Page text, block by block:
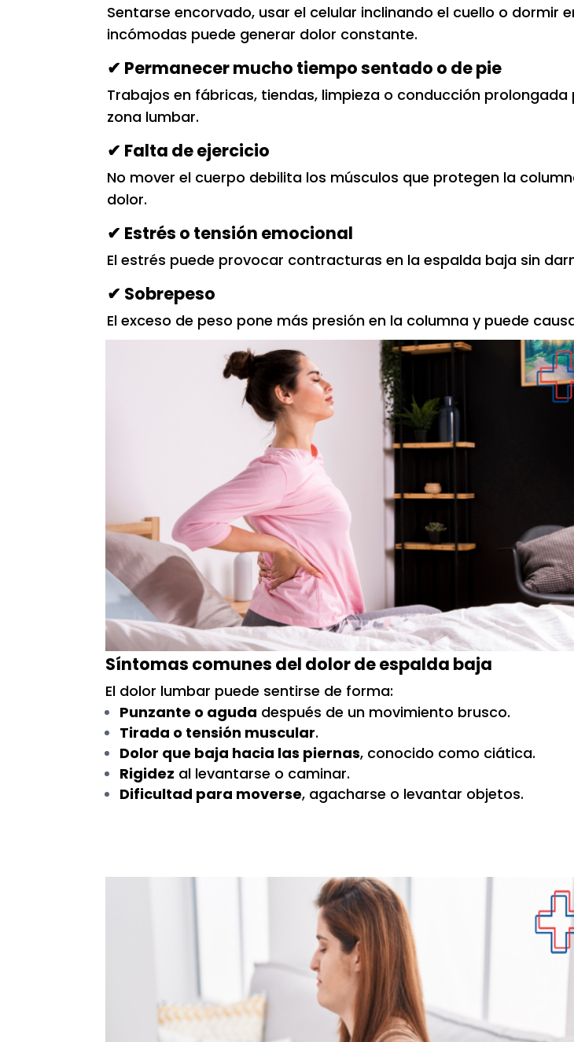
Sentarse encorvado, usar el celular inclinando el cuello o dormir
incómodas puede generar dolor constante.
✔ Permanecer mucho tiempo sentado o de pie
Trabajos en fábricas, tiendas, limpieza o conducción prolongada
zona lumbar.
✔ Falta de ejercicio
No mover el cuerpo debilita los músculos que protegen la
dolor.
✔ Estrés o tensión emocional
El estrés puede provocar contracturas en la espalda baja sin
✔ Sobrepeso
El exceso de peso pone más presión en la columna y puede
Síntomas comunes del dolor de espalda baja
El dolor lumbar puede sentirse de forma:
Punzante o aguda después de un movimiento brusco.
Tirada o tensión muscular.
Dolor que baja hacia las piernas, conocido como ciática.
Rigidez al levantarse o caminar.
Dificultad para moverse, agacharse o levantar objetos.